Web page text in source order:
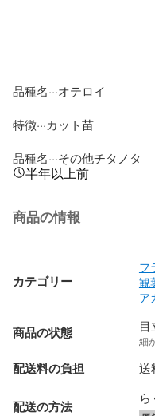
品種名···オテロイ
特徴···カット苗
品種名···その他チタノタ
半年以上前
商品の情報
カテゴリー
フ
観
ア
商品の状態
細
配送料の負担 送
配送の方法
ら